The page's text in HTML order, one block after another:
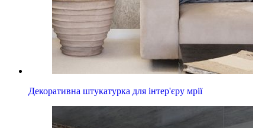
Декоративна штукатурка для інтер'єру мрії